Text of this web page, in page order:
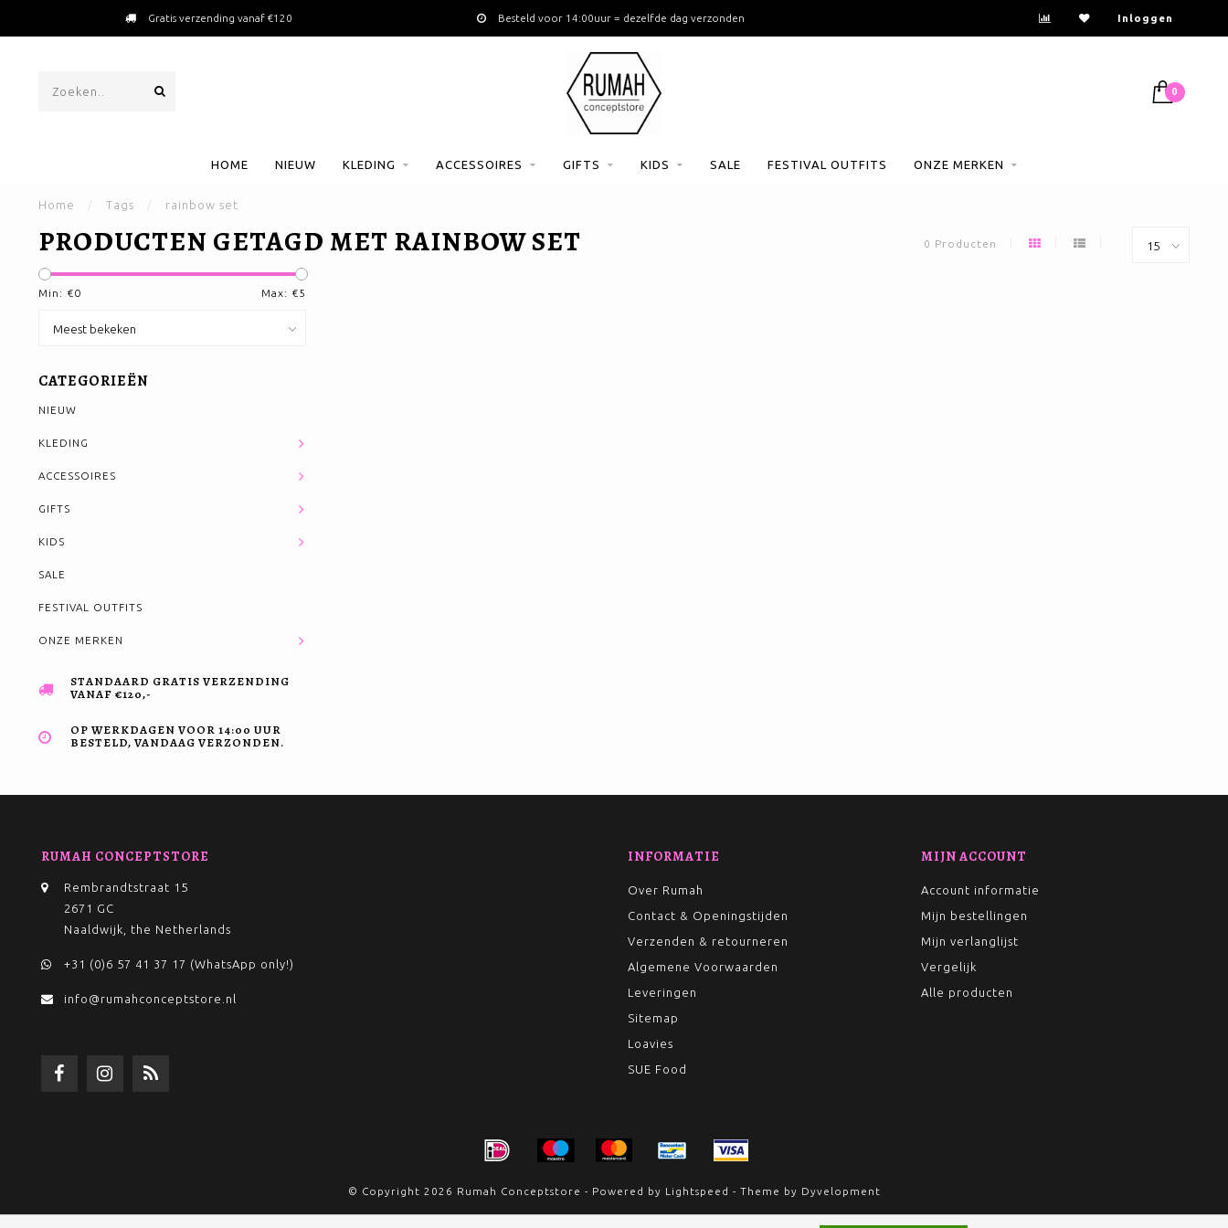
Gratis verzending vanaf €120 Besteld voor 14:00uur = dezelfde dag verzonden Inloggen
0
HOME NIEUW KLEDING ACCESSOIRES GIFTS KIDS SALE FESTIVAL OUTFITS ONZE MERKEN
Home / Tags / rainbow set
PRODUCTEN GETAGD MET RAINBOW SET 0 Producten
Min: €0 Max: €5
CATEGORIEËN
NIEUW
KLEDING
ACCESSOIRES
GIFTS
KIDS
SALE
FESTIVAL OUTFITS
ONZE MERKEN
STANDAARD GRATIS VERZENDING
VANAF €120,-
OP WERKDAGEN VOOR 14:00 UUR
BESTELD, VANDAAG VERZONDEN.
RUMAH CONCEPTSTORE
Rembrandtstraat 15
2671 GC
Naaldwijk, the Netherlands
+31 (0)6 57 41 37 17 (WhatsApp only!)
info@rumahconceptstore.nl
INFORMATIE
Over Rumah
Contact & Openingstijden
Verzenden & retourneren
Algemene Voorwaarden
Leveringen
Sitemap
Loavies
SUE Food
MIJN ACCOUNT
Account informatie
Mijn bestellingen
Mijn verlanglijst
Vergelijk
Alle producten
© Copyright 2026 Rumah Conceptstore - Powered by Lightspeed - Theme by Dyvelopment